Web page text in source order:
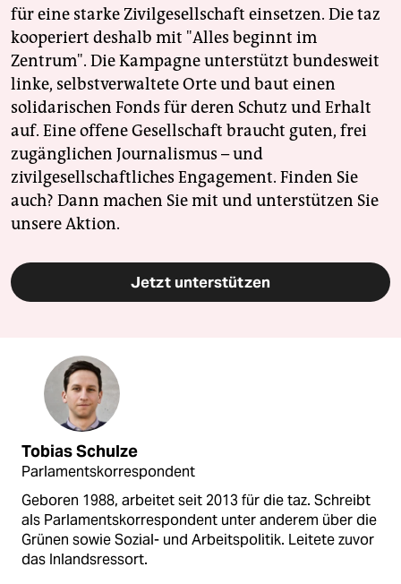
für eine starke Zivilgesellschaft einsetzen. Die taz
kooperiert deshalb mit "Alles beginnt im
Zentrum". Die Kampagne unterstützt bundesweit
linke, selbstverwaltete Orte und baut einen
solidarischen Fonds für deren Schutz und Erhalt
auf. Eine offene Gesellschaft braucht guten, frei
zugänglichen Journalismus – und
zivilgesellschaftliches Engagement. Finden Sie
auch? Dann machen Sie mit und unterstützen Sie
unsere Aktion.
Jetzt unterstützen
Tobias Schulze
Parlamentskorrespondent
Geboren 1988, arbeitet seit 2013 für die taz. Schreibt
als Parlamentskorrespondent unter anderem über die
Grünen sowie Sozial- und Arbeitspolitik. Leitete zuvor
das Inlandsressort.